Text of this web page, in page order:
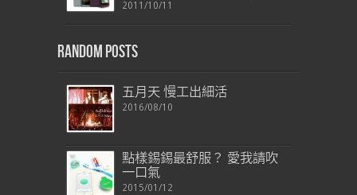
2011/10/11
Random Posts
五月天 慢工出細活
2016/08/10
點樣錫錫最舒服？ 愛我請吹
一口氣
2015/01/12